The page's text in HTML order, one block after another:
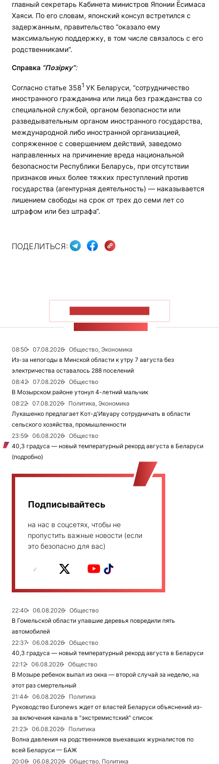
главный секретарь Кабинета министров Японии Ёсимаса
Хаяси. По его словам, японский консул встретился с
задержанным, правительство “оказало ему
максимальную поддержку, в том числе связалось с его
родственниками”.
Справка “Позірку“:
Согласно статье 3581 УК Беларуси, “сотрудничество
иностранного гражданина или лица без гражданства со
специальной службой, органом безопасности или
разведывательным органом иностранного государства,
международной либо иностранной организацией,
сопряженное с совершением действий, заведомо
направленных на причинение вреда национальной
безопасности Республики Беларусь, при отсутствии
признаков иных более тяжких преступлений против
государства (агентурная деятельность) — наказывается
лишением свободы на срок от трех до семи лет со
штрафом или без штрафа“.
ПОДЕЛИТЬСЯ:
08:50 07.08.2026
Общество, Экономика
Из-за непогоды в Минской области к утру 7 августа без
электричества оставалось 288 поселений
08:42
07.08.2026
Общество
В Мозырском районе утонул 4-летний мальчик
08:22
07.08.2026
Политика, Экономика
Лукашенко предлагает Кот-д'Ивуару сотрудничать в области
сельского хозяйства, промышленности
23:59
06.08.2026
Общество
40,3 градуса — новый температурный рекорд августа в Беларуси
(подробно)
Подписывайтесь
на нас в соцсетях, чтобы не
пропустить важные новости (если
это безопасно для вас)
22:40 06.08.2026
Общество
В Гомельской области упавшие деревья повредили пять
автомобилей
22:37
06.08.2026
Общество
40,3 градуса — новый температурный рекорд августа в Беларуси
22:12
06.08.2026
Общество
В Мозыре ребенок выпал из окна — второй случай за неделю, на
этот раз смертельный
21:44
06.08.2026
Политика
Руководство Euronews ждет от властей Беларуси объяснений из-
за включения канала в "экстремистский" список
21:23
06.08.2026
Политика
Волна давления на родственников выехавших журналистов по
всей Беларуси — БАЖ
20:06
06.08.2026
Общество, Политика